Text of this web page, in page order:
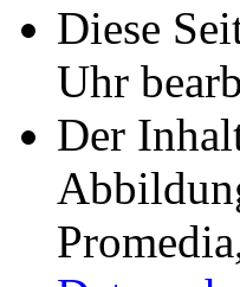
Diese
Uhr
Der